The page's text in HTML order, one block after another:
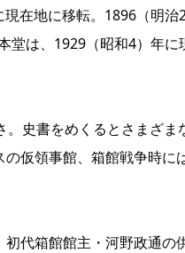
在地に移転。1896（明
は、1929（昭和4）年に
史書をめくるとさまざ
仮領事館、箱館戦争時に
代箱館館主・河野政通の